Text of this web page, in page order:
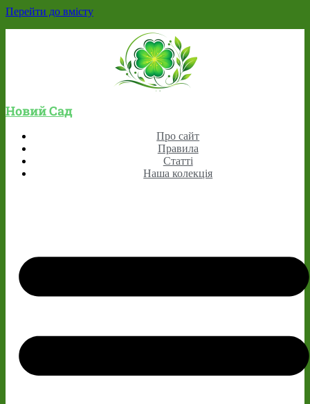
Перейти до вмісту
Новий Сад
Про сайт
Правила
Статті
Наша колекція